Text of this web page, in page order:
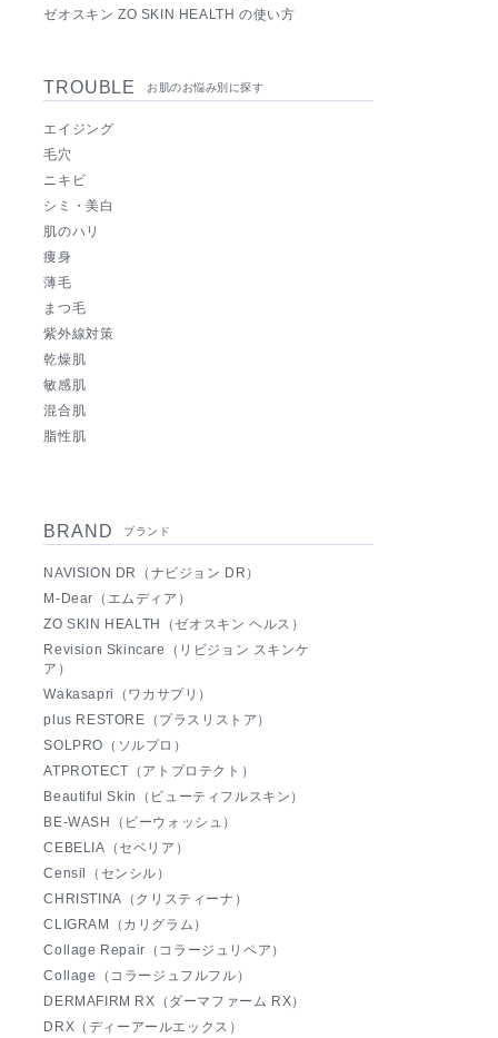
ゼオスキン ZO SKIN HEALTH の使い方
TROUBLE お肌のお悩み別に探す
エイジング
毛穴
ニキビ
シミ・美白
肌のハリ
痩身
薄毛
まつ毛
紫外線対策
乾燥肌
敏感肌
混合肌
脂性肌
BRAND ブランド
NAVISION DR（ナビジョン DR）
M-Dear（エムディア）
ZO SKIN HEALTH（ゼオスキン ヘルス）
Revision Skincare（リビジョン スキンケ
ア）
Wakasapri（ワカサプリ）
plus RESTORE（プラスリストア）
SOLPRO（ソルプロ）
ATPROTECT（アトプロテクト）
Beautiful Skin（ビューティフルスキン）
BE-WASH（ビーウォッシュ）
CEBELIA（セベリア）
Censil（センシル）
CHRISTINA（クリスティーナ）
CLIGRAM（カリグラム）
Collage Repair（コラージュリペア）
Collage（コラージュフルフル）
DERMAFIRM RX（ダーマファーム RX）
DRX（ディーアールエックス）